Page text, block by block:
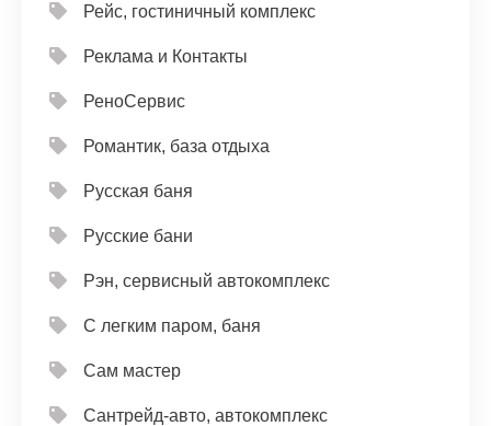
Рейс, гостиничный комплекс
Реклама и Контакты
РеноСервис
Романтик, база отдыха
Русская баня
Русские бани
Рэн, сервисный автокомплекс
С легким паром, баня
Сам мастер
Сантрейд-авто, автокомплекс